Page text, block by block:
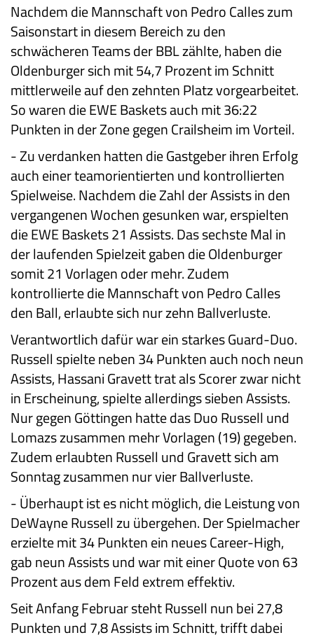
Nachdem die Mannschaft von Pedro Calles zum
Saisonstart in diesem Bereich zu den
schwächeren Teams der BBL zählte, haben die
Oldenburger sich mit 54,7 Prozent im Schnitt
mittlerweile auf den zehnten Platz vorgearbeitet.
So waren die EWE Baskets auch mit 36:22
Punkten in der Zone gegen Crailsheim im Vorteil.
-Zu verdanken hatten die Gastgeber ihren Erfolg
auch einer teamorientierten und kontrollierten
Spielweise. Nachdem die Zahl der Assists in den
vergangenen Wochen gesunken war, erspielten
die EWE Baskets 21 Assists. Das sechste Mal in
der laufenden Spielzeit gaben die Oldenburger
somit 21 Vorlagen oder mehr. Zudem
kontrollierte die Mannschaft von Pedro Calles
den Ball, erlaubte sich nur zehn Ballverluste.
Verantwortlich dafür war ein starkes Guard-Duo.
Russell spielte neben 34 Punkten auch noch neun
Assists, Hassani Gravett trat als Scorer zwar nicht
in Erscheinung, spielte allerdings sieben Assists.
Nur gegen Göttingen hatte das Duo Russell und
Lomazs zusammen mehr Vorlagen (19) gegeben.
Zudem erlaubten Russell und Gravett sich am
Sonntag zusammen nur vier Ballverluste.
-Überhaupt ist es nicht möglich, die Leistung von
DeWayne Russell zu übergehen. Der Spielmacher
erzielte mit 34 Punkten ein neues Career-High,
gab neun Assists und war mit einer Quote von 63
Prozent aus dem Feld extrem effektiv.
Seit Anfang Februar steht Russell nun bei 27,8
Punkten und 7,8 Assists im Schnitt, trifft dabei